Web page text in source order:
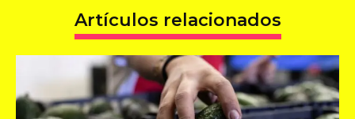
Artículos relacionados